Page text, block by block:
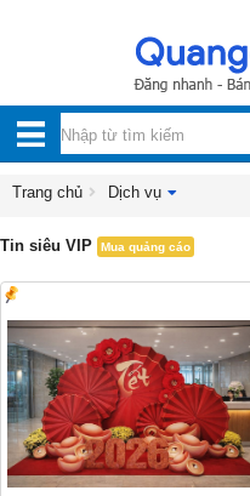
BỘ
DANH
MỤC
Nội, ngoại thất
Điện thoại, Viễn thông
Dịch vụ
Trang chủ Dịch vụ
Tin siêu VIP Mua quảng cáo